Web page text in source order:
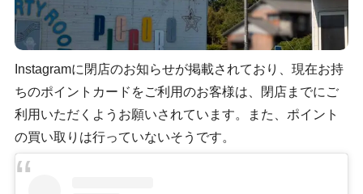
Instagramに閉店のお知らせが掲載されており、現在お持
ちのポイントカードをご利用のお客様は、閉店までにご
利用いただくようお願いされています。また、ポイント
の買い取りは行っていないそうです。